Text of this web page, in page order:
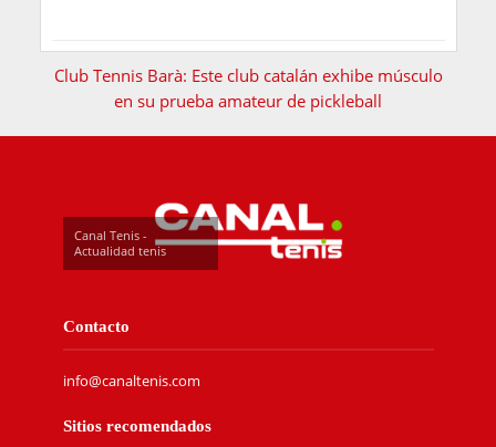
Club Tennis Barà: Este club catalán exhibe músculo
en su prueba amateur de pickleball
Canal Tenis -
Actualidad tenis
Contacto
info@canaltenis.com
Sitios recomendados